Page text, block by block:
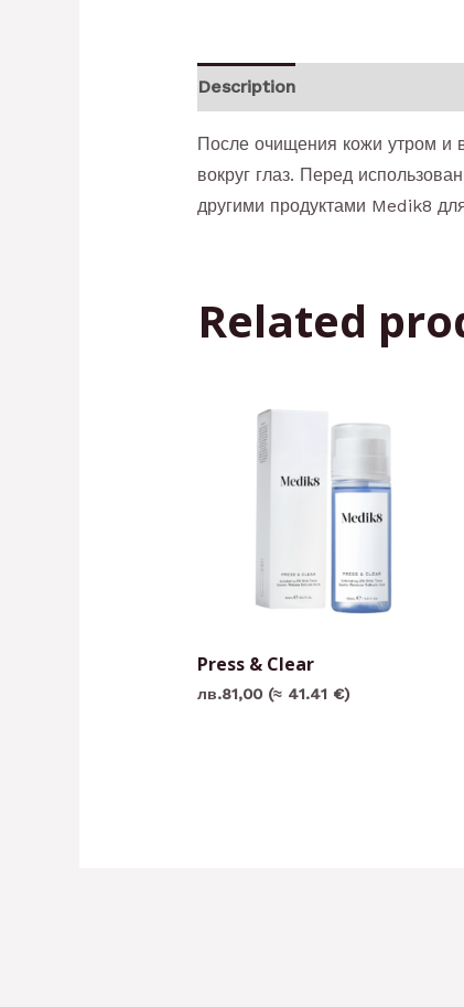
Description
После очищения кожи утром и
вокруг глаз. Перед
другими продуктами Medik8
Related
Press & Clear
лв.81,00(≈ 41.41 €)